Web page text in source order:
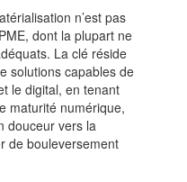
n’est pas
dont la plupart ne
La clé réside
solutions capables de
le digital, en tenant
maturité numérique,
douceur vers la
de bouleversement